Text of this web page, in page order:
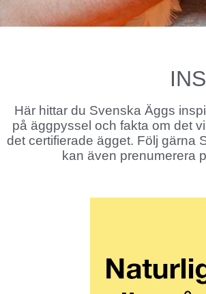
Här hittar du Svenska Äggs
på äggpyssel och fakta om det
det certifierade ägget. Följ gärna
kan även prenumerera